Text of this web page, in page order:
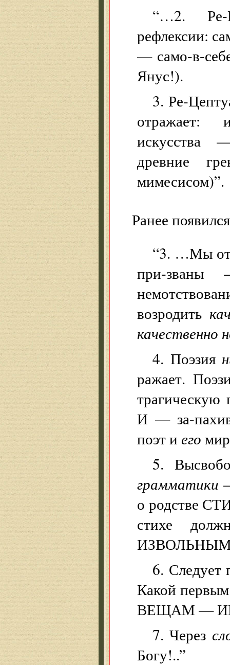
“…2. Ре-
рефлексии:
— само-в-
Янус!).
3. Ре-
отражает:
искусства
древние
мимесисом)”.
Ранее
“3. …Мы
при-званы
возродить
качественно
4. Поэзия
ражает.
И — за-
поэт и его
5.
грамматики
о родстве
стихе
6. Следует
Какой
ВЕЩАМ —
7. Через
Богу!..”